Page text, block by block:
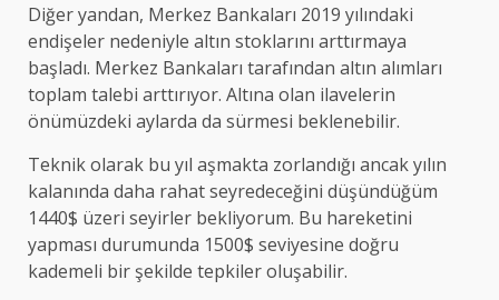
Diğer yandan, Merkez Bankaları 2019 yılındaki
endişeler nedeniyle altın stoklarını arttırmaya
başladı. Merkez Bankaları tarafından altın alımları
toplam talebi arttırıyor. Altına olan ilavelerin
önümüzdeki aylarda da sürmesi beklenebilir.
Teknik olarak bu yıl aşmakta zorlandığı ancak yılın
kalanında daha rahat seyredeceğini düşündüğüm
1440$ üzeri seyirler bekliyorum. Bu hareketini
yapması durumunda 1500$ seviyesine doğru
kademeli bir şekilde tepkiler oluşabilir.